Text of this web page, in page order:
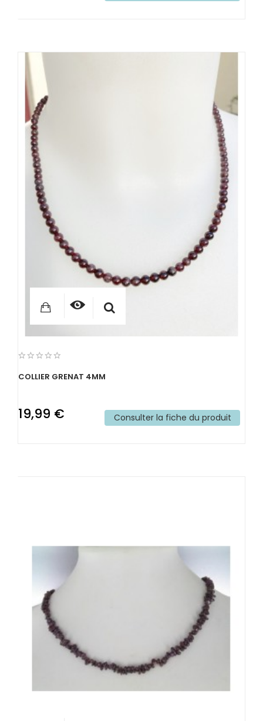
COLLIER GRENAT 4MM
19,99 € Consulter la fiche du produit